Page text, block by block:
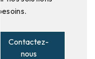
Contactez-
nous